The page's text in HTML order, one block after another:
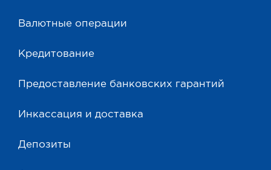
Валютные операции
Кредитование
Предоставление банковских гарантий
Инкассация и доставка
Депозиты